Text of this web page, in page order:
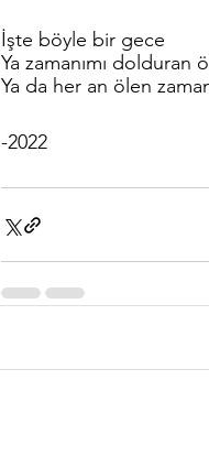
İşte böyle bir gece
Ya zamanımı dolduran
Ya da her an ölen
-2022